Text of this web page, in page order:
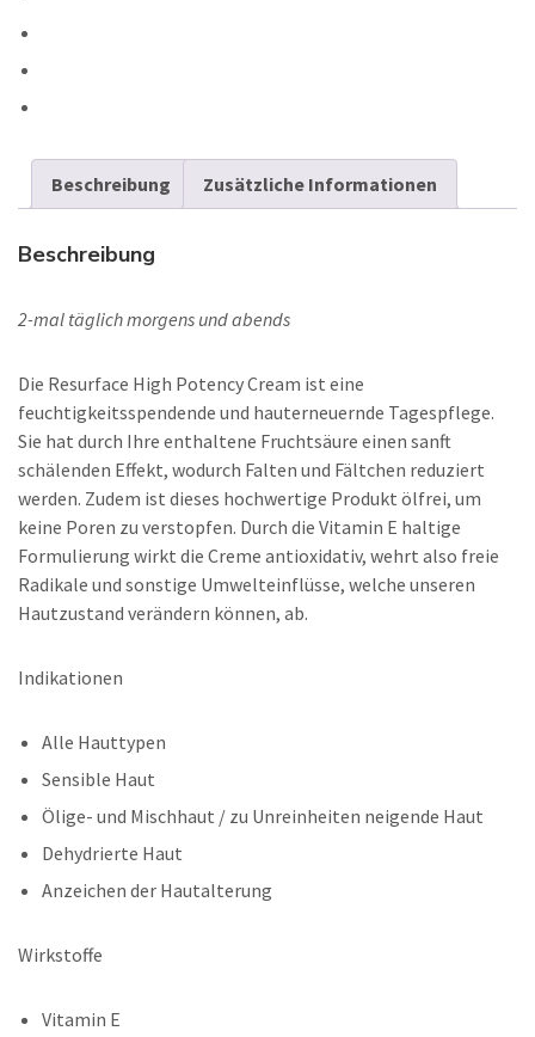
Beschreibung Zusätzliche Informationen
Beschreibung
2-mal täglich morgens und abends
Die Resurface High Potency Cream ist eine
feuchtigkeitsspendende und hauterneuernde Tagespflege.
Sie hat durch Ihre enthaltene Fruchtsäure einen sanft
schälenden Effekt, wodurch Falten und Fältchen reduziert
werden. Zudem ist dieses hochwertige Produkt ölfrei, um
keine Poren zu verstopfen. Durch die Vitamin E haltige
Formulierung wirkt die Creme antioxidativ, wehrt also freie
Radikale und sonstige Umwelteinflüsse, welche unseren
Hautzustand verändern können, ab.
Indikationen
Alle Hauttypen
Sensible Haut
Ölige- und Mischhaut / zu Unreinheiten neigende Haut
Dehydrierte Haut
Anzeichen der Hautalterung
Wirkstoffe
Vitamin E